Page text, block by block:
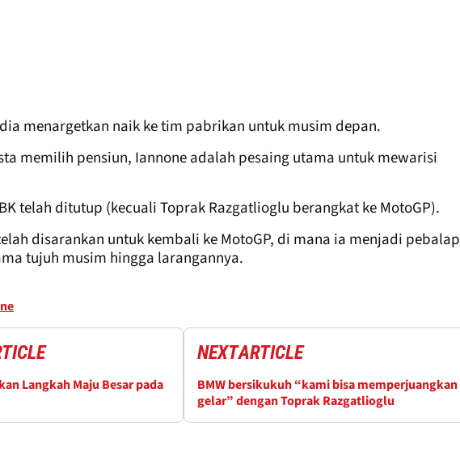
menargetkan naik ke tim pabrikan untuk musim depan.
memilih pensiun, Iannone adalah pesaing utama untuk mewarisi
telah ditutup (kecuali Toprak Razgatlioglu berangkat ke MotoGP).
disarankan untuk kembali ke MotoGP, di mana ia menjadi pebalap
tujuh musim hingga larangannya.
Langkah Maju Besar pada
NEXTARTICLE
BMW bersikukuh “kami bisa memperjuangkan
gelar” dengan Toprak Razgatlioglu